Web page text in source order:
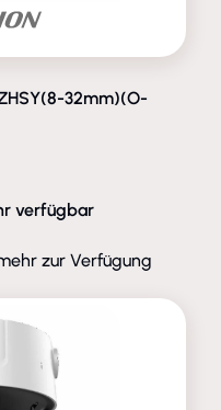
32mm)(O-
verfügbar
zur Verfügung